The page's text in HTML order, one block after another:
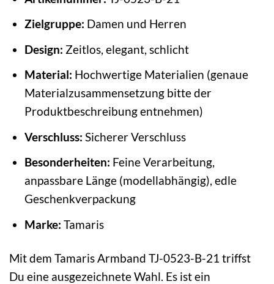
Zielgruppe: Damen und Herren
Design: Zeitlos, elegant, schlicht
Material: Hochwertige Materialien (genaue
Materialzusammensetzung bitte der
Produktbeschreibung entnehmen)
Verschluss: Sicherer Verschluss
Besonderheiten: Feine Verarbeitung,
anpassbare Länge (modellabhängig), edle
Geschenkverpackung
Marke: Tamaris
Mit dem Tamaris Armband TJ-0523-B-21 triffst
Du eine ausgezeichnete Wahl. Es ist ein